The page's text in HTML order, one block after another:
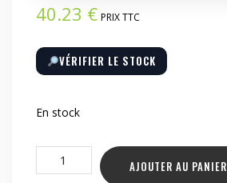
40.23 € PRIX TTC
VÉRIFIER LE STOCK
En stock
quantité
de
AJOUTER AU PANIER